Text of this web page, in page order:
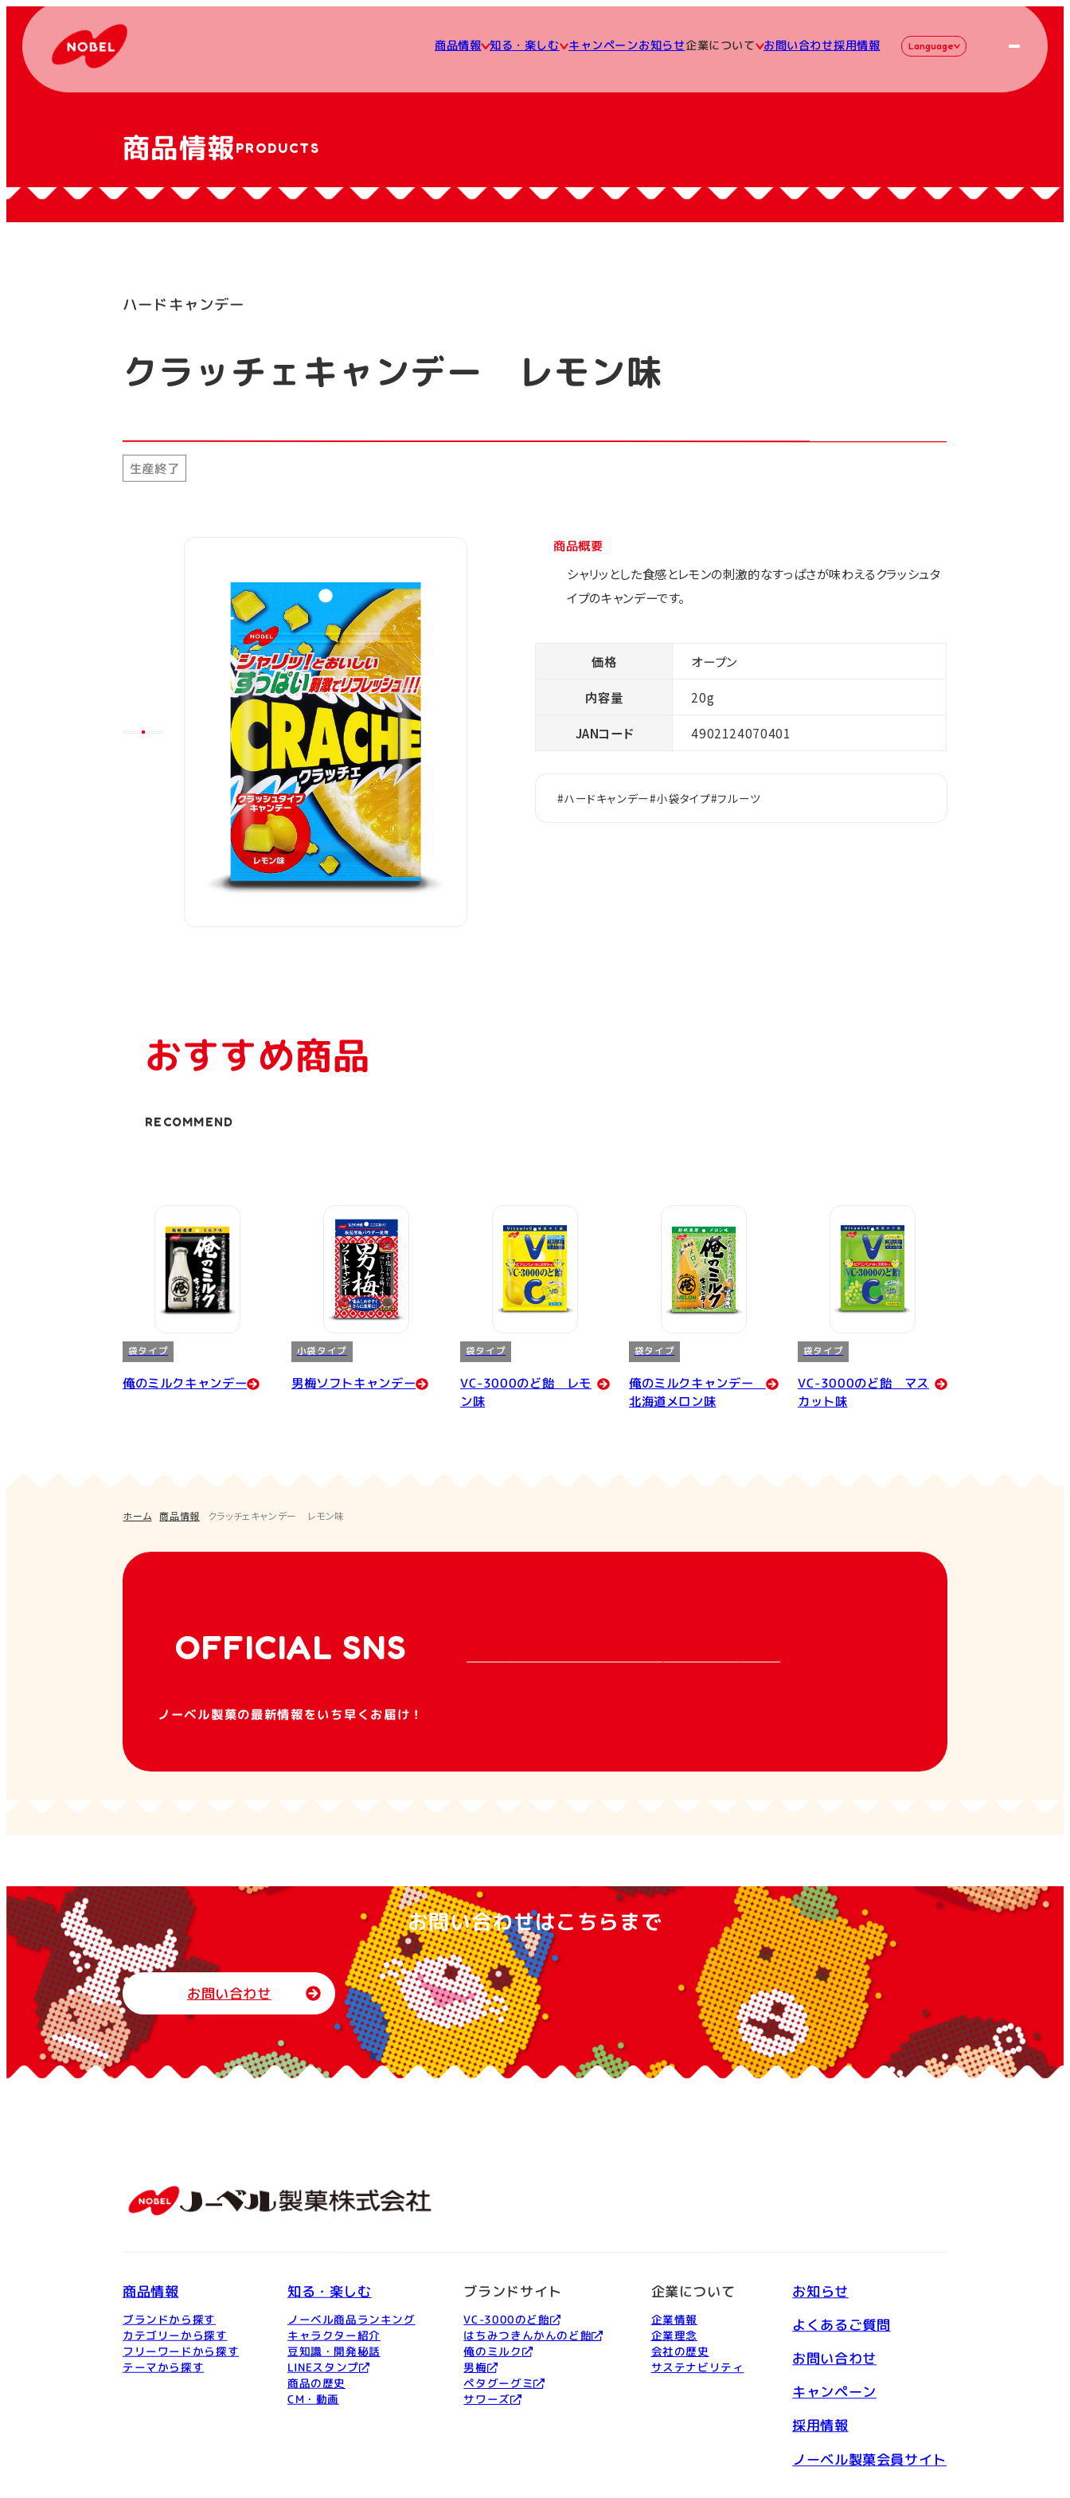
商品情報 知る・楽しむ キャンペーンお知らせ企業について お問い合わせ採用情報 Language
商品情報PRODUCTS
ハードキャンデー
クラッチェキャンデー レモン味
生産終了
商品概要
シャリッとした食感とレモンの刺激的なすっぱさが味わえるクラッシュタ
イプのキャンデーです。
価格 オープン
内容量 20g
JANコード 4902124070401
#ハードキャンデー#小袋タイプ#フルーツ
おすすめ商品
RECOMMEND
袋タイプ
俺のミルクキャンデー
小袋タイプ
男梅ソフトキャンデー
袋タイプ
VC-3000のど飴 レモ
ン味
袋タイプ
俺のミルクキャンデー
北海道メロン味
袋タイプ
VC-3000のど飴 マス
カット味
ホーム 商品情報 クラッチェキャンデー レモン味
OFFICIAL SNS
ノーベル製菓の最新情報をいち早くお届け！
お問い合わせはこちらまで
お問い合わせ
商品情報
ブランドから探す
カテゴリーから探す
フリーワードから探す
テーマから探す
知る・楽しむ
ノーベル商品ランキング
キャラクター紹介
豆知識・開発秘話
LINEスタンプ
商品の歴史
CM・動画
ブランドサイト
VC-3000のど飴
はちみつきんかんのど飴
俺のミルク
男梅
ペタグーグミ
サワーズ
企業について
企業情報
企業理念
会社の歴史
サステナビリティ
お知らせ
よくあるご質問
お問い合わせ
キャンペーン
採用情報
ノーベル製菓会員サイト